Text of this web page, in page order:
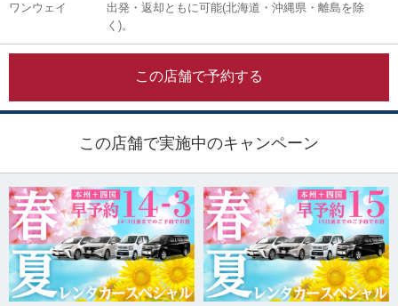
ワンウェイ
出発・返却ともに可能(北海道・沖縄県・離島を除
く)。
この店舗で予約する
この店舗で実施中のキャンペーン